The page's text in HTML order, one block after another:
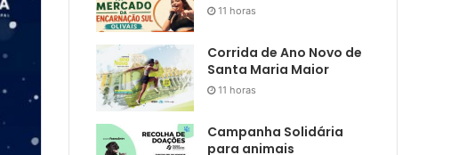
11 horas
Corrida de Ano Novo de
Santa Maria Maior
11 horas
Campanha Solidária
para animais